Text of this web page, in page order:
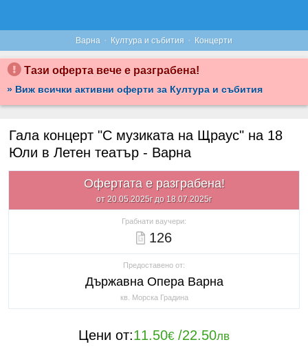
Варна · Култура и събития · Концерти
Тази оферта вече е разграбена!
» Виж всички активни оферти за Култура и събития
Гала концерт "С музиката на Щраус" на 18
Юли в Летен театър - Варна
Офертата е разграбена!
от 20.05.2025г до 18.07.2025г
Грабнати ваучери:
126
Предоставено от:
Държавна Опера Варна
кв. Морска Градина
Цени от:11.50€ /22.50лв